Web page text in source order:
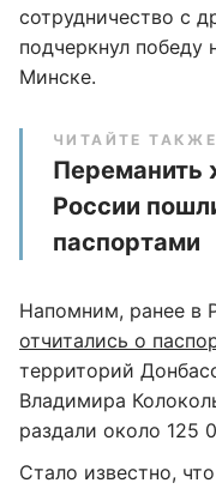
сотрудничество с
подчеркнул победу
Минске.
ЧИТАЙТЕ ТАКЖЕ
Переманить
России
паспортами
Напомним, ранее в
отчитались о
территорий
Владимира
раздали около 125
Стало известно,